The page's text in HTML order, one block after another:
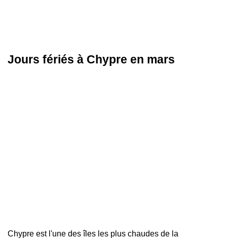
Jours fériés à Chypre en mars
Chypre est l'une des îles les plus chaudes de la